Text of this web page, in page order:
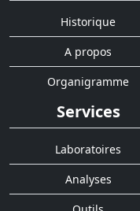
Historique
A propos
Organigramme
Services
Laboratoires
Analyses